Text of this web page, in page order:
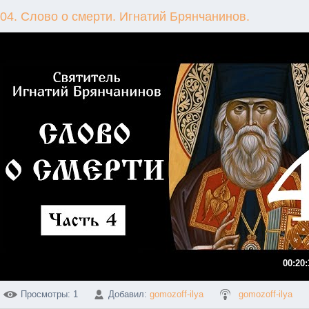
04. Слово о смерти. Игнатий Брянчанинов.
Просмотры: 1 Добавил: gomozoff-ilya gomozoff-ilya